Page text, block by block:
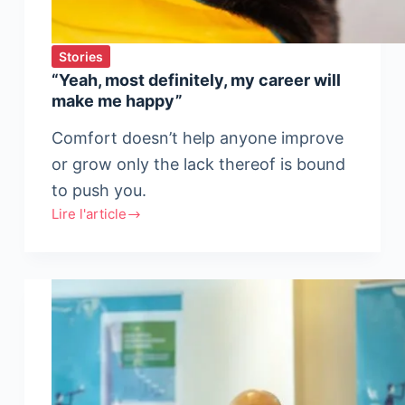
Stories
“Yeah, most definitely, my career will
make me happy”
Comfort doesn’t help anyone improve
or grow only the lack thereof is bound
to push you.
Lire l'article
“Yeah,
career
me
happy”